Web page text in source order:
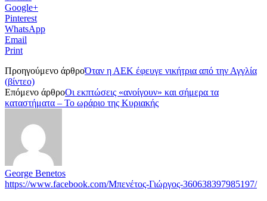
Google+
Pinterest
WhatsApp
Email
Print
Προηγούμενο άρθροΌταν η ΑΕΚ έφευγε νικήτρια από την Αγγλία
(βίντεο)
Επόμενο άρθροΟι εκπτώσεις «ανοίγουν» και σήμερα τα
καταστήματα – Το ωράριο της Κυριακής
George Benetos
https://www.facebook.com/Μπενέτος-Γιώργος-360638397985197/